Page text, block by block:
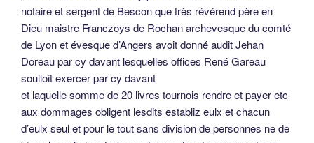
notaire et sergent de Bescon que très révérend père en
Dieu maistre Franczoys de Rochan archevesque du comté
de Lyon et évesque d’Angers avoit donné audit Jehan
Doreau par cy davant lesquelles offices René Gareau
soulloit exercer par cy davant
et laquelle somme de 20 livres tournois rendre et payer etc
aux dommages obligent lesdits establiz eulx et chacun
d’eulx seul et pour le tout sans division de personnes ne de